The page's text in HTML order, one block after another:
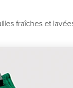
fraîches et